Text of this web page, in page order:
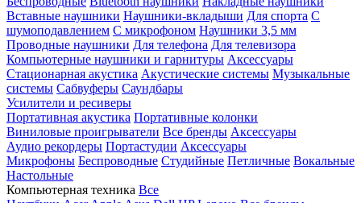
Вставные наушники Наушники-вкладыши Для спорта С
шумоподавлением С микрофоном Наушники 3,5 мм
Проводные наушники Для телефона Для телевизора
Компьютерные наушники и гарнитуры Аксессуары
Стационарная акустика Акустические системы Музыкальные
системы Сабвуферы Саундбары
Усилители и ресиверы
Портативная акустика Портативные колонки
Виниловые проигрыватели Все бренды Аксессуары
Аудио рекордеры Портастудии Аксессуары
Микрофоны Беспроводные Студийные Петличные Вокальные
Настольные
Компьютерная техника Все